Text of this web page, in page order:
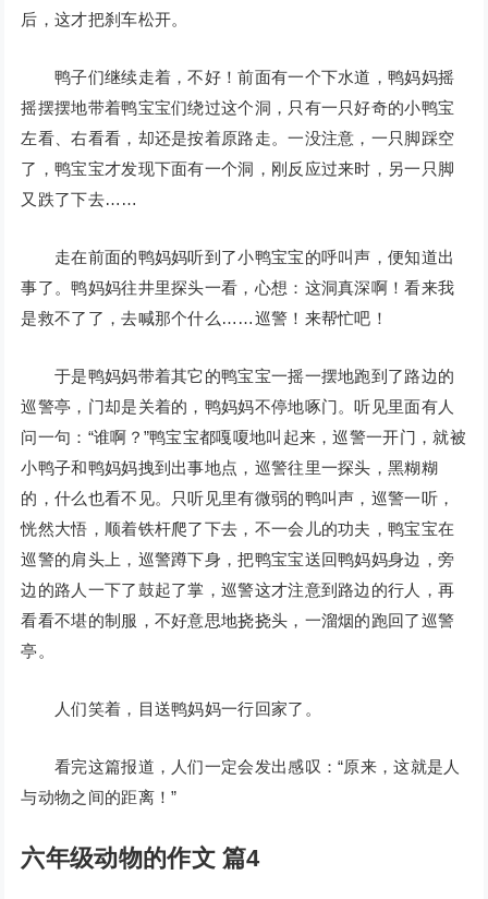
后，这才把刹车松开。
鸭子们继续走着，不好！前面有一个下水道，鸭妈妈摇
摇摆摆地带着鸭宝宝们绕过这个洞，只有一只好奇的小鸭宝
左看、右看看，却还是按着原路走。一没注意，一只脚踩空
了，鸭宝宝才发现下面有一个洞，刚反应过来时，另一只脚
又跌了下去……
走在前面的鸭妈妈听到了小鸭宝宝的呼叫声，便知道出
事了。鸭妈妈往井里探头一看，心想：这洞真深啊！看来我
是救不了了，去喊那个什么……巡警！来帮忙吧！
于是鸭妈妈带着其它的鸭宝宝一摇一摆地跑到了路边的
巡警亭，门却是关着的，鸭妈妈不停地啄门。听见里面有人
问一句：“谁啊？”鸭宝宝都嘎嗄地叫起来，巡警一开门，就被
小鸭子和鸭妈妈拽到出事地点，巡警往里一探头，黑糊糊
的，什么也看不见。只听见里有微弱的鸭叫声，巡警一听，
恍然大悟，顺着铁杆爬了下去，不一会儿的功夫，鸭宝宝在
巡警的肩头上，巡警蹲下身，把鸭宝宝送回鸭妈妈身边，旁
边的路人一下了鼓起了掌，巡警这才注意到路边的行人，再
看看不堪的制服，不好意思地挠挠头，一溜烟的跑回了巡警
亭。
人们笑着，目送鸭妈妈一行回家了。
看完这篇报道，人们一定会发出感叹：“原来，这就是人
与动物之间的距离！”
六年级动物的作文 篇4